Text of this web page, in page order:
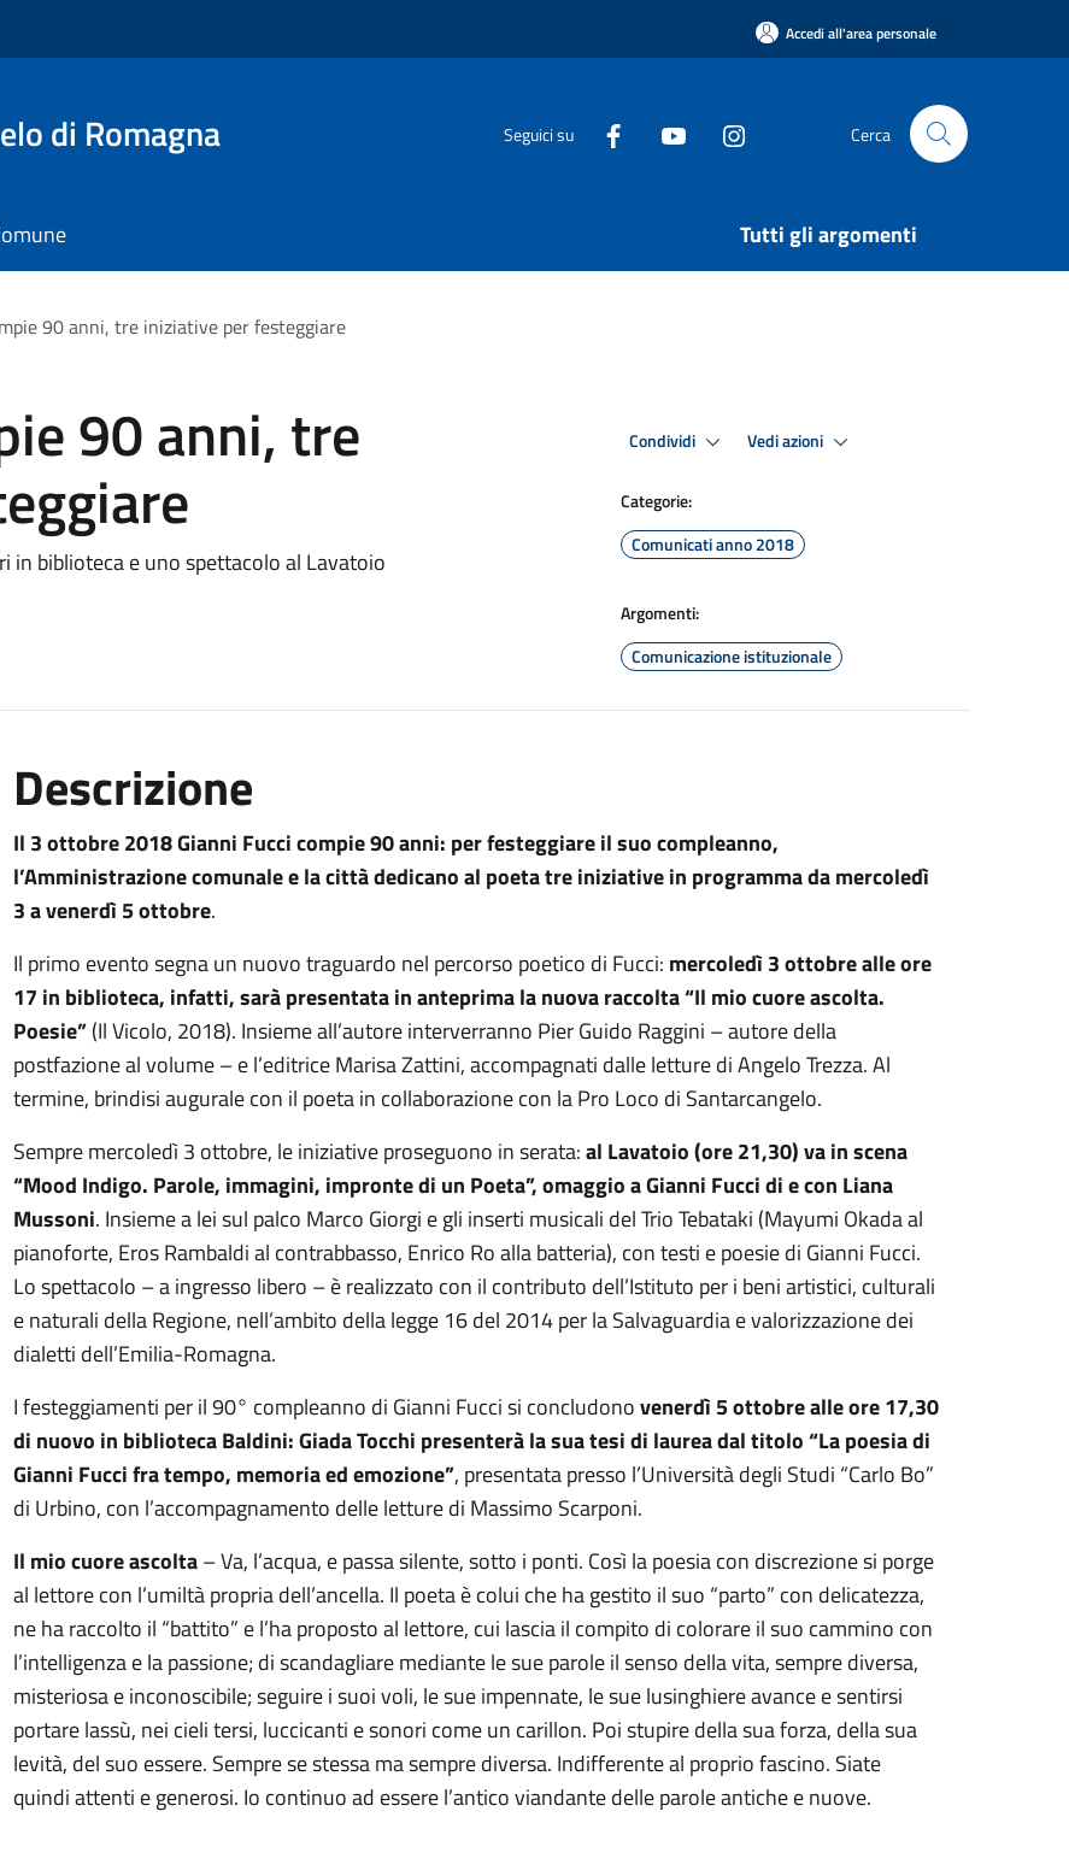
Accedi all'area personale
di Romagna Seguici su Cerca
Tutti gli argomenti
90 anni, tre iniziative per festeggiare
90 anni, tre
in biblioteca e uno spettacolo al Lavatoio
Condividi Vedi azioni
Categorie:
Comunicati anno 2018
Argomenti:
Comunicazione istituzionale
Descrizione
Il 3 ottobre 2018 Gianni Fucci compie 90 anni: per festeggiare il suo compleanno,
l’Amministrazione comunale e la città dedicano al poeta tre iniziative in programma da mercoledì
3 a venerdì 5 ottobre.
Il primo evento segna un nuovo traguardo nel percorso poetico di Fucci: mercoledì 3 ottobre alle ore
17 in biblioteca, infatti, sarà presentata in anteprima la nuova raccolta “Il mio cuore ascolta.
Poesie”(Il Vicolo, 2018). Insieme all’autore interverranno Pier Guido Raggini – autore della
postfazione al volume – e l’editrice Marisa Zattini, accompagnati dalle letture di Angelo Trezza. Al
termine, brindisi augurale con il poeta in collaborazione con la Pro Loco di Santarcangelo.
Sempre mercoledì 3 ottobre, le iniziative proseguono in serata:al Lavatoio (ore 21,30) va in scena
“Mood Indigo. Parole, immagini, impronte di un Poeta”, omaggio a Gianni Fucci di e con Liana
Mussoni. Insieme a lei sul palco Marco Giorgi e gli inserti musicali del Trio Tebataki (Mayumi Okada al
pianoforte, Eros Rambaldi al contrabbasso, Enrico Ro alla batteria), con testi e poesie di Gianni Fucci.
Lo spettacolo – a ingresso libero – è realizzato con il contributo dell’Istituto per i beni artistici, culturali
e naturali della Regione, nell’ambito della legge 16 del 2014 per la Salvaguardia e valorizzazione dei
dialetti dell’Emilia-Romagna.
I festeggiamenti per il 90° compleanno di Gianni Fucci si concludonovenerdì 5 ottobre alle ore 17,30
di nuovo in biblioteca Baldini: Giada Tocchi presenterà la sua tesi di laurea dal titolo “La poesia di
Gianni Fucci fra tempo, memoria ed emozione”, presentata presso l’Università degli Studi “Carlo Bo”
di Urbino, con l’accompagnamento delle letture di Massimo Scarponi.
Il mio cuore ascolta– Va, l’acqua, e passa silente, sotto i ponti. Così la poesia con discrezione si porge
al lettore con l’umiltà propria dell’ancella. Il poeta è colui che ha gestito il suo “parto” con delicatezza,
ne ha raccolto il “battito” e l’ha proposto al lettore, cui lascia il compito di colorare il suo cammino con
l’intelligenza e la passione; di scandagliare mediante le sue parole il senso della vita, sempre diversa,
misteriosa e inconoscibile; seguire i suoi voli, le sue impennate, le sue lusinghiere avance e sentirsi
portare lassù, nei cieli tersi, luccicanti e sonori come un carillon. Poi stupire della sua forza, della sua
levità, del suo essere. Sempre se stessa ma sempre diversa. Indifferente al proprio fascino. Siate
quindi attenti e generosi. Io continuo ad essere l’antico viandante delle parole antiche e nuove.